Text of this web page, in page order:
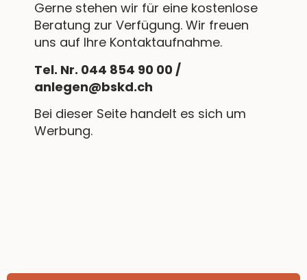
Gerne stehen wir für eine kostenlose
Beratung zur Verfügung. Wir freuen
uns auf Ihre Kontaktaufnahme.
Tel. Nr. 044 854 90 00 /
anlegen@bskd.ch
Bei dieser Seite handelt es sich um
Werbung.